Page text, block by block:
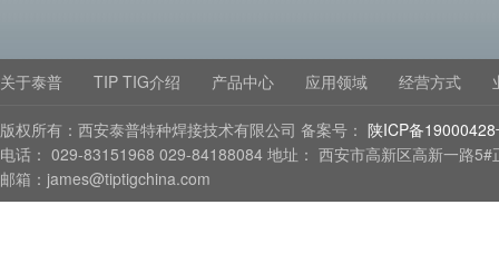
关于泰普 TIP TIG介绍 产品中心 应用领域 经营方式
版权所有：西安泰普特种焊接技术有限公司 备案号： 陕ICP备
电话： 029-83151968 029-84188084 地址： 西安市高新区高新一路5#
邮箱：james@tiptigchina.com